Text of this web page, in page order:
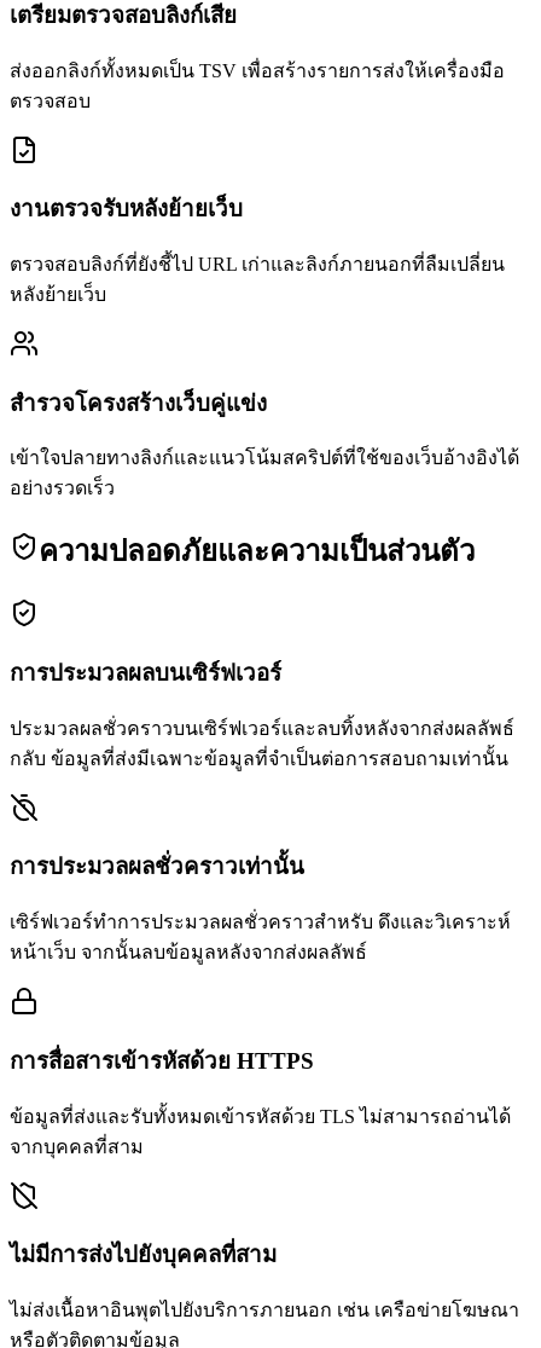
เตรียมตรวจสอบลิงก์เสีย
ส่งออกลิงก์ทั้งหมดเป็น TSV เพื่อสร้างรายการส่งให้เครื่องมือ
ตรวจสอบ
งานตรวจรับหลังย้ายเว็บ
ตรวจสอบลิงก์ที่ยังชี้ไป URL เก่าและลิงก์ภายนอกที่ลืมเปลี่ยน
หลังย้ายเว็บ
สำรวจโครงสร้างเว็บคู่แข่ง
เข้าใจปลายทางลิงก์และแนวโน้มสคริปต์ที่ใช้ของเว็บอ้างอิงได้
อย่างรวดเร็ว
ความปลอดภัยและความเป็นส่วนตัว
การประมวลผลบนเซิร์ฟเวอร์
ประมวลผลชั่วคราวบนเซิร์ฟเวอร์และลบทิ้งหลังจากส่งผลลัพธ์
กลับ ข้อมูลที่ส่งมีเฉพาะข้อมูลที่จำเป็นต่อการสอบถามเท่านั้น
การประมวลผลชั่วคราวเท่านั้น
เซิร์ฟเวอร์ทำการประมวลผลชั่วคราวสำหรับ ดึงและวิเคราะห์
หน้าเว็บ จากนั้นลบข้อมูลหลังจากส่งผลลัพธ์
การสื่อสารเข้ารหัสด้วย HTTPS
ข้อมูลที่ส่งและรับทั้งหมดเข้ารหัสด้วย TLS ไม่สามารถอ่านได้
จากบุคคลที่สาม
ไม่มีการส่งไปยังบุคคลที่สาม
ไม่ส่งเนื้อหาอินพุตไปยังบริการภายนอก เช่น เครือข่ายโฆษณา
หรือตัวติดตามข้อมูล